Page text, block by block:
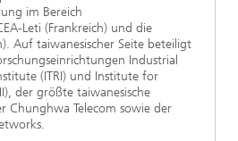
im Bereich
Leti (Frankreich) und die
Auf taiwanesischer Seite beteiligt
Industrial
(ITRI) und Institute for
der größte taiwanesische
Chunghwa Telecom sowie der